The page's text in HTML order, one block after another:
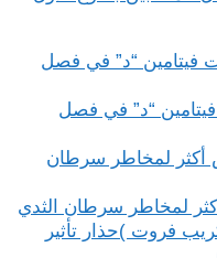
“د” في فصل
لمخاطر سرطان الثدي
حذار تأثير